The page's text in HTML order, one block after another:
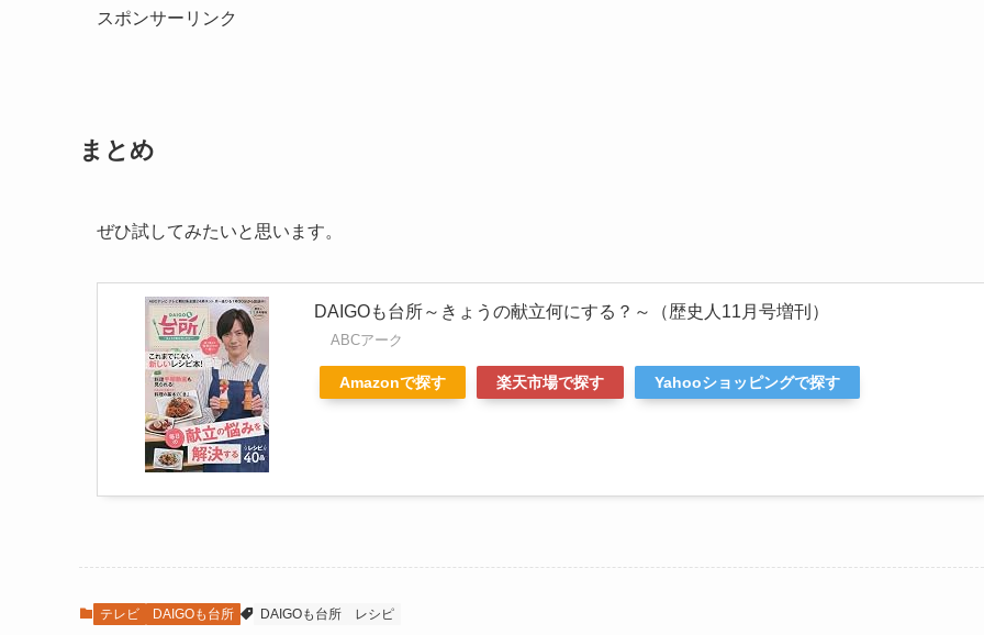
スポンサーリンク
まとめ
ぜひ試してみたいと思います。
DAIGOも台所～きょうの献立何にする？～（歴史人11月号増刊）
ABCアーク
Amazonで探す 楽天市場で探す Yahooショッピングで探す
テレビ DAIGOも台所 DAIGOも台所 レシピ